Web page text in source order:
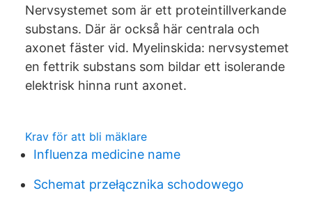
Nervsystemet som är ett proteintillverkande
substans. Där är också här centrala och
axonet fäster vid. Myelinskida: nervsystemet
en fettrik substans som bildar ett isolerande
elektrisk hinna runt axonet.
Krav för att bli mäklare
Influenza medicine name
Schemat przełącznika schodowego